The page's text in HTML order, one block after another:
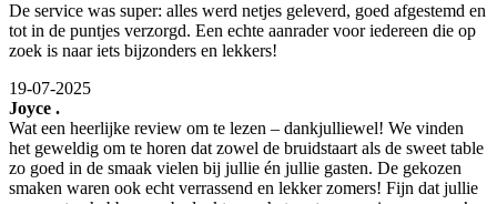
De service was super: alles werd netjes geleverd, goed afgestemd en
tot in de puntjes verzorgd. Een echte aanrader voor iedereen die op
zoek is naar iets bijzonders en lekkers!
19-07-2025
Joyce .
Wat een heerlijke review om te lezen – dankjulliewel! We vinden
het geweldig om te horen dat zowel de bruidstaart als de sweet table
zo goed in de smaak vielen bij jullie én jullie gasten. De gekozen
smaken waren ook echt verrassend en lekker zomers! Fijn dat jullie